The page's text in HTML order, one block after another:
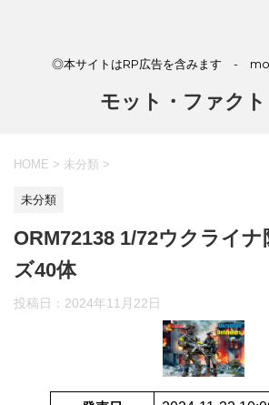
◎本サイトはRP広告を含みます -
モット・ファク
HOME > 未分類 >
未分類
ORM72138 1/72ウクライナ
ズ40体
投稿日： 2024年11月22日